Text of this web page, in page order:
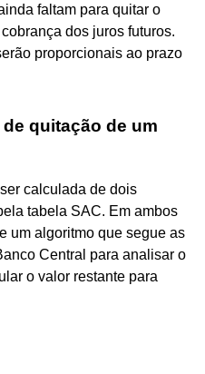
faltam para quitar o
dos juros futuros.
proporcionais ao prazo
quitação de um
calculada de dois
tabela SAC. Em ambos
um algoritmo que segue as
Central para analisar o
o valor restante para